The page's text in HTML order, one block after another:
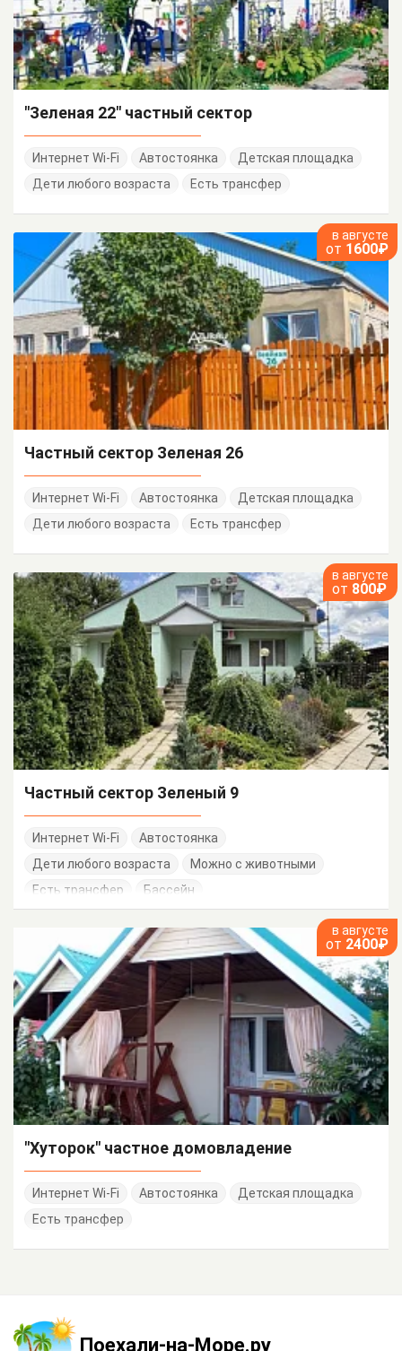
"Зеленая 22" частный сектор
Интернет Wi-Fi Автостоянка
Детская площадка
Дети любого возраста
Есть трансфер
в августе
от 1600₽
Частный сектор Зеленая 26
Интернет Wi-Fi Автостоянка
Детская площадка
Дети любого возраста
Есть трансфер
в августе
от 800₽
Частный сектор Зеленый 9
Интернет Wi-Fi
Автостоянка
Дети любого возраста
Можно с животными
Есть трансфер
Бассейн
в августе
от 2400₽
"Хуторок" частное домовладение
Интернет Wi-Fi Автостоянка
Детская площадка
Есть трансфер
Поехали-на-Море.ру